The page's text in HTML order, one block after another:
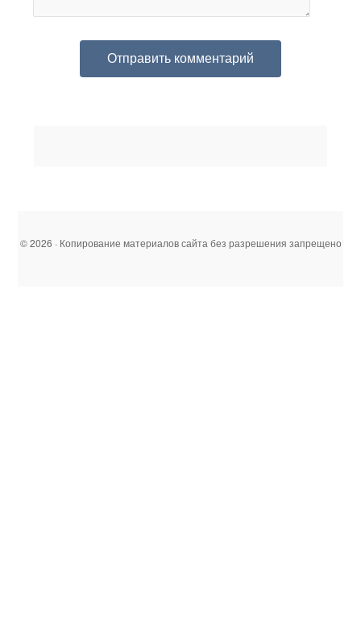
© 2026 · Копирование материалов сайта без разрешения запрещено